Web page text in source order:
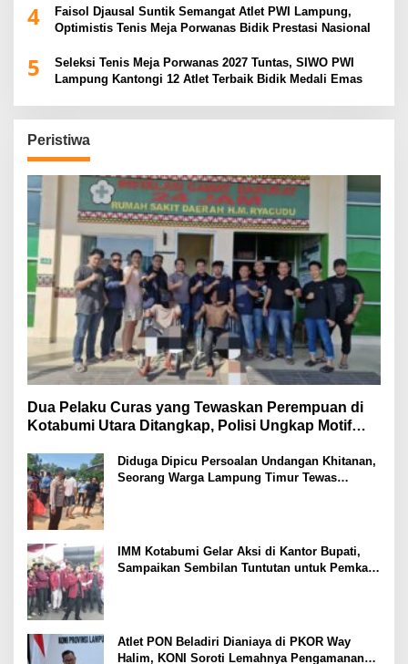
4
Faisol Djausal Suntik Semangat Atlet PWI Lampung,
Optimistis Tenis Meja Porwanas Bidik Prestasi Nasional
5
Seleksi Tenis Meja Porwanas 2027 Tuntas, SIWO PWI
Lampung Kantongi 12 Atlet Terbaik Bidik Medali Emas
Peristiwa
Dua Pelaku Curas yang Tewaskan Perempuan di
Kotabumi Utara Ditangkap, Polisi Ungkap Motif
Diduga Dipicu Persoalan Undangan Khitanan,
Seorang Warga Lampung Timur Tewas
IMM Kotabumi Gelar Aksi di Kantor Bupati,
Sampaikan Sembilan Tuntutan untuk Pemkab
Atlet PON Beladiri Dianiaya di PKOR Way
Halim, KONI Soroti Lemahnya Pengamanan